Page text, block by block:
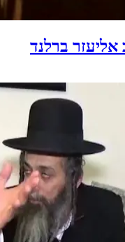
אליעזר ברלנד